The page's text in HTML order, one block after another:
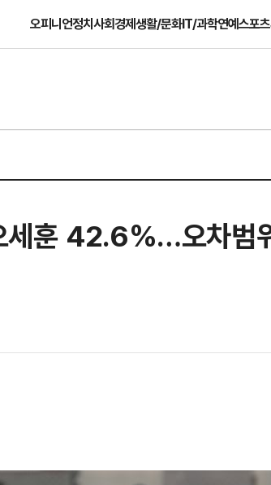
오피니언정치사회경제생활/문화IT/과학연예스포츠
훈 42.6%…오차범